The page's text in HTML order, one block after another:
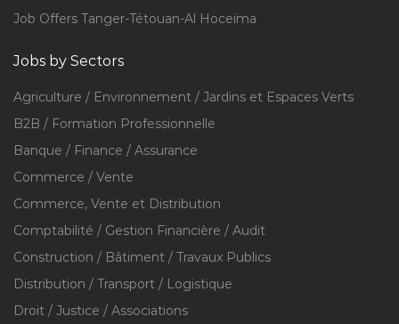
Job Offers Tanger-Tétouan-Al Hoceïma
Jobs by Sectors
Agriculture / Environnement / Jardins et Espaces Verts
B2B / Formation Professionnelle
Banque / Finance / Assurance
Commerce / Vente
Commerce, Vente et Distribution
Comptabilité / Gestion Financière / Audit
Construction / Bâtiment / Travaux Publics
Distribution / Transport / Logistique
Droit / Justice / Associations